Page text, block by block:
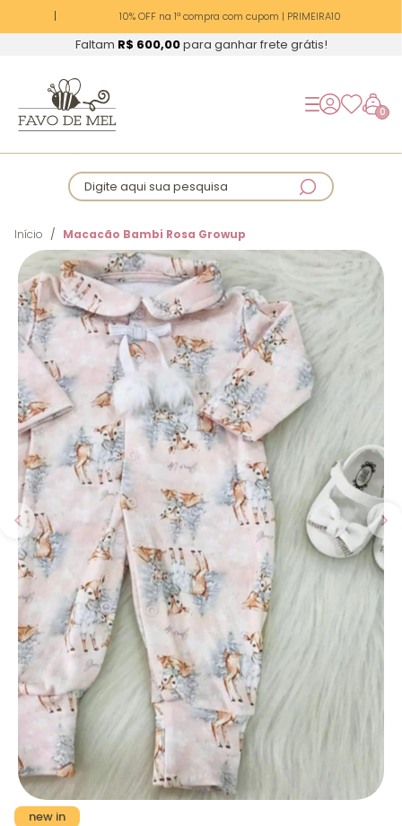
10% OFF na 1ª compra com cupom | PRIMEIRA10
Faltam R$ 600,00para ganhar frete grátis!
0
Digite aqui sua pesquisa
Início Macacão Bambi Rosa Growup
new in